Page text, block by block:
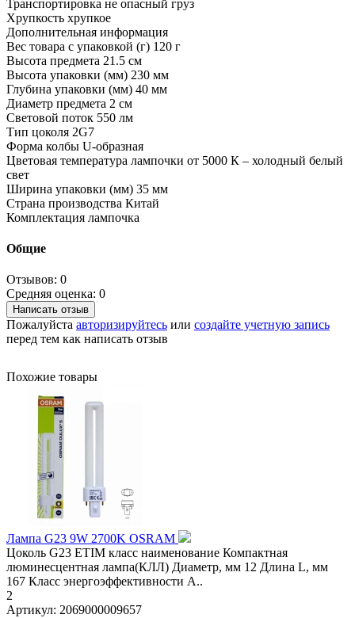
Транспортировка не опасный груз
Хрупкость хрупкое
Дополнительная информация
Вес товара с упаковкой (г) 120 г
Высота предмета 21.5 см
Высота упаковки (мм) 230 мм
Глубина упаковки (мм) 40 мм
Диаметр предмета 2 см
Световой поток 550 лм
Тип цоколя 2G7
Форма колбы U-образная
Цветовая температура лампочки от 5000 К – холодный белый
свет
Ширина упаковки (мм) 35 мм
Страна производства Китай
Комплектация лампочка
Общие
Отзывов: 0
Средняя оценка: 0
Написать отзыв
Пожалуйста авторизируйтесь или создайте учетную запись
перед тем как написать отзыв
Похожие товары
Лампа G23 9W 2700K OSRAM
Цоколь G23 ETIM класс наименование Компактная
люминесцентная лампа(КЛЛ) Диаметр, мм 12 Длина L, мм
167 Класс энергоэффективности A..
2
Артикул: 2069000009657